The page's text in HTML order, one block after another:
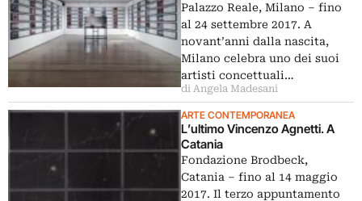
Palazzo Reale, Milano – fino
al 24 settembre 2017. A
novant’anni dalla nascita,
Milano celebra uno dei suoi
artisti concettuali…
di Angela Madesani
ARTE CONTEMPORANEA
L’ultimo Vincenzo Agnetti. A
Catania
Fondazione Brodbeck,
Catania – fino al 14 maggio
2017. Il terzo appuntamento